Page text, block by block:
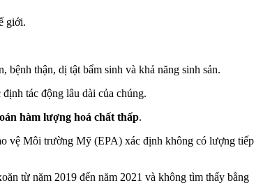
giới.
thận, dị tật bẩm sinh và khả năng sinh sản.
tác động lâu dài của chúng.
hàm lượng hoá chất thấp.
vệ Môi trường Mỹ (EPA) xác định không có lượng tiếp
từ năm 2019 đến năm 2021 và không tìm thấy bằng